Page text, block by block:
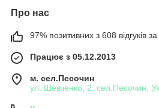
Про нас
97% позитивних з 608 відгуків за
Працює з 05.12.2013
м. сел.Песочин
ул. Шевченко, 2, сел.Песочин,